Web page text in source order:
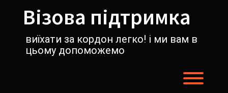
содержимомуВізова підтримка
виїхати за кордон легко! і ми вам в
цьому допоможемо